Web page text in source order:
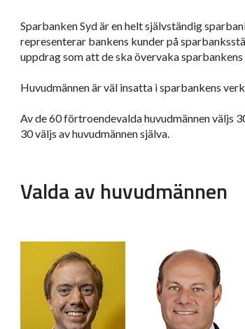
Sparbanken Syd är en helt självständig
representerar bankens kunder på
uppdrag som att de ska övervaka
Huvudmännen är väl insatta i sparbankens
Av de 60 förtroendevalda huvudmännen väljs
30 väljs av huvudmännen själva.
Valda av huvudmännen